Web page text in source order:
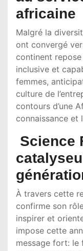
africaine
Malgré la
ont convergé
continent
inclusive et
femmes,
culture de
contours d’une
connaissance et
Science
À travers cette
confirme son
inspirer et
impose cette
message fort: le